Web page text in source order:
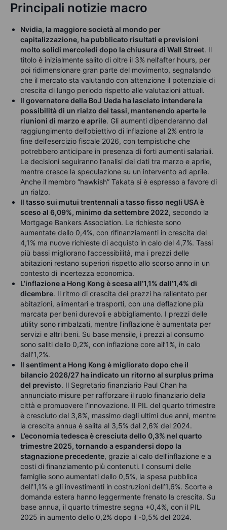
Principali notizie macro
Nvidia, la maggiore società al mondo per
capitalizzazione, ha pubblicato risultati e previsioni
molto solidi mercoledì dopo la chiusura di Wall Street. Il
titolo è inizialmente salito di oltre il 3% nell’after hours, per
poi ridimensionare gran parte del movimento, segnalando
che il mercato sta valutando con attenzione il potenziale di
crescita di lungo periodo rispetto alle valutazioni attuali.
Il governatore della BoJ Ueda ha lasciato intendere la
possibilità di un rialzo dei tassi, mantenendo aperte le
riunioni di marzo e aprile. Gli aumenti dipenderanno dal
raggiungimento dell’obiettivo di inflazione al 2% entro la
fine dell’esercizio fiscale 2026, con tempistiche che
potrebbero anticipare in presenza di forti aumenti salariali.
Le decisioni seguiranno l’analisi dei dati tra marzo e aprile,
mentre cresce la speculazione su un intervento ad aprile.
Anche il membro “hawkish” Takata si è espresso a favore di
un rialzo.
Il tasso sui mutui trentennali a tasso fisso negli USA è
sceso al 6,09%, minimo da settembre 2022, secondo la
Mortgage Bankers Association. Le richieste sono
aumentate dello 0,4%, con rifinanziamenti in crescita del
4,1% ma nuove richieste di acquisto in calo del 4,7%. Tassi
più bassi migliorano l’accessibilità, ma i prezzi delle
abitazioni restano superiori rispetto allo scorso anno in un
contesto di incertezza economica.
L’inflazione a Hong Kong è scesa all’1,1% dall’1,4% di
dicembre. Il ritmo di crescita dei prezzi ha rallentato per
abitazioni, alimentari e trasporti, con una deflazione più
marcata per beni durevoli e abbigliamento. I prezzi delle
utility sono rimbalzati, mentre l’inflazione è aumentata per
servizi e altri beni. Su base mensile, i prezzi al consumo
sono saliti dello 0,2%, con inflazione core all’1%, in calo
dall’1,2%.
Il sentiment a Hong Kong è migliorato dopo che il
bilancio 2026/27 ha indicato un ritorno al surplus prima
del previsto. Il Segretario finanziario Paul Chan ha
annunciato misure per rafforzare il ruolo finanziario della
città e promuovere l’innovazione. Il PIL del quarto trimestre
è cresciuto del 3,8%, massimo degli ultimi due anni, mentre
la crescita annua è salita al 3,5% dal 2,6% del 2024.
L’economia tedesca è cresciuta dello 0,3% nel quarto
trimestre 2025, tornando a espandersi dopo la
stagnazione precedente, grazie al calo dell’inflazione e a
costi di finanziamento più contenuti. I consumi delle
famiglie sono aumentati dello 0,5%, la spesa pubblica
dell’1,1% e gli investimenti in costruzioni dell’1,6%. Scorte e
domanda estera hanno leggermente frenato la crescita. Su
base annua, il quarto trimestre segna +0,4%, con il PIL
2025 in aumento dello 0,2% dopo il -0,5% del 2024.